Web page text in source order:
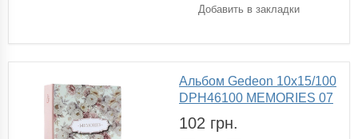
Добавить в закладки
Альбом Gedeon 10х15/100
DPH46100 MEMORIES 07
102 грн.